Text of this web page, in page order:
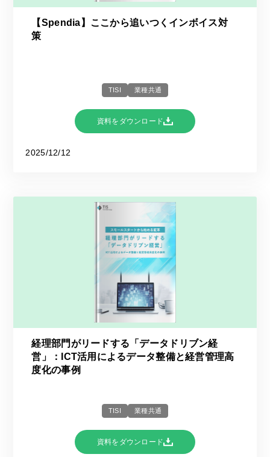
【Spendia】ここから追いつくインボイス対
策
TISI 業種共通
資料をダウンロード
2025/12/12
経理部門がリードする「データドリブン経
営」：ICT活用によるデータ整備と経営管理高
度化の事例
TISI 業種共通
資料をダウンロード